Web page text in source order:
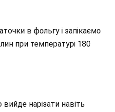
в фольгу і запікаємо
при температурі 180
нарізати навіть